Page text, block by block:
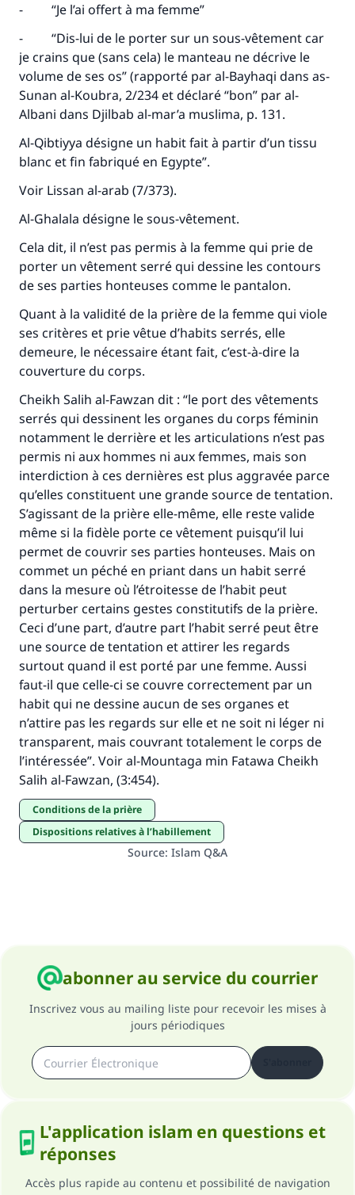
- “Je l’ai offert à ma femme”
- “Dis-lui de le porter sur un sous-vêtement car
je crains que (sans cela) le manteau ne décrive le
volume de ses os” (rapporté par al-Bayhaqi dans as-
Sunan al-Koubra, 2/234 et déclaré “bon” par al-
Albani dans Djilbab al-mar’a muslima, p. 131.
Al-Qibtiyya désigne un habit fait à partir d’un tissu
blanc et fin fabriqué en Egypte”.
Voir Lissan al-arab (7/373).
Al-Ghalala désigne le sous-vêtement.
Cela dit, il n’est pas permis à la femme qui prie de
porter un vêtement serré qui dessine les contours
de ses parties honteuses comme le pantalon.
Quant à la validité de la prière de la femme qui viole
ses critères et prie vêtue d’habits serrés, elle
demeure, le nécessaire étant fait, c’est-à-dire la
couverture du corps.
Cheikh Salih al-Fawzan dit : “le port des vêtements
serrés qui dessinent les organes du corps féminin
notamment le derrière et les articulations n’est pas
permis ni aux hommes ni aux femmes, mais son
interdiction à ces dernières est plus aggravée parce
qu’elles constituent une grande source de tentation.
S’agissant de la prière elle-même, elle reste valide
même si la fidèle porte ce vêtement puisqu’il lui
permet de couvrir ses parties honteuses. Mais on
commet un péché en priant dans un habit serré
dans la mesure où l’étroitesse de l’habit peut
perturber certains gestes constitutifs de la prière.
Ceci d’une part, d’autre part l’habit serré peut être
une source de tentation et attirer les regards
surtout quand il est porté par une femme. Aussi
faut-il que celle-ci se couvre correctement par un
habit qui ne dessine aucun de ses organes et
n’attire pas les regards sur elle et ne soit ni léger ni
transparent, mais couvrant totalement le corps de
l’intéressée”. Voir al-Mountaga min Fatawa Cheikh
Salih al-Fawzan, (3:454).
conditions de la prière
Dispositions relatives à l’habillement
Source: Islam Q&A
abonner au service du courrier
Inscrivez vous au mailing liste pour recevoir les mises à
jours périodiques
L'application islam en questions et
réponses
Accès plus rapide au contenu et possibilité de navigation